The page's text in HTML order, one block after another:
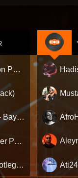
Clubberism Music Collection Pack Vol. 4 | by ʍ͝ʌʀco͜ ʌɴϯσɴio ҇
Kadir Öcal & Burak Körklü - Bayrama Özel Pack
Ozie & Clubberism - Summer Pack Vol.1
Clubberism - Mashup & Bootleg Pack